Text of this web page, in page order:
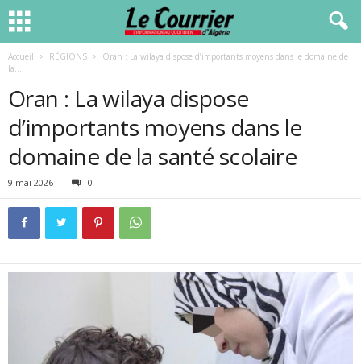
Accueil RÉGIONS
Oran : La wilaya dispose d’importants moyens dans le domaine de
la...
Oran : La wilaya dispose
d’importants moyens dans le
domaine de la santé scolaire
9 mai 2026 0